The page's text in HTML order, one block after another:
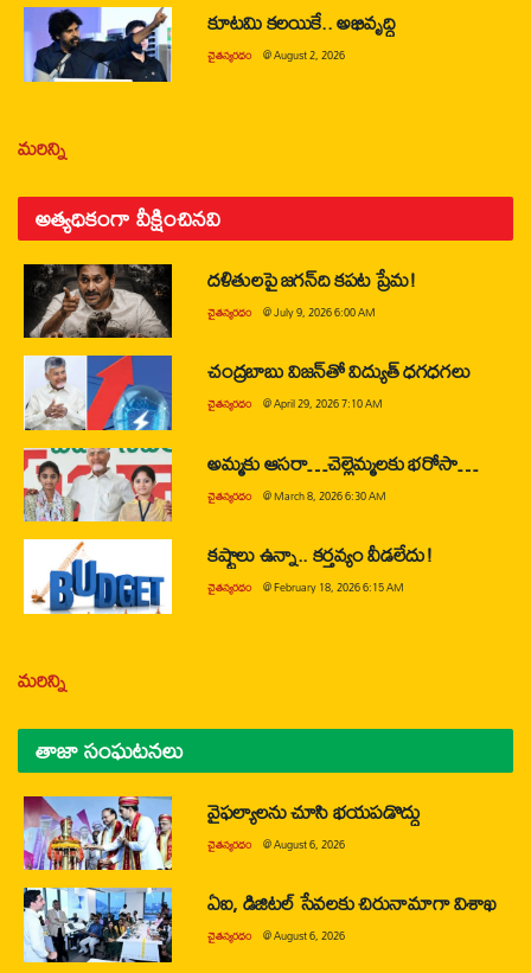
కూటమి కలయికే.. అభివృద్ధి
చైతన్యరధం @August 2, 2026
మరిన్ని
అత్యధికంగా వీక్షించినవి
దళితులపై జగన్‌ది కపట ప్రేమ!
చైతన్యరధం @July 9, 2026 6:00 AM
చంద్రబాబు విజన్‌తో విద్యుత్ ధగధగలు
చైతన్యరధం @April 29, 2026 7:10 AM
అమ్మకు ఆసరా…చెల్లెమ్మలకు భరోసా…
చైతన్యరధం @March 8, 2026 6:30 AM
కష్టాలు ఉన్నా.. కర్తవ్యం వీడలేదు!
చైతన్యరధం @February 18, 2026 6:15 AM
మరిన్ని
తాజా సంఘటనలు
వైఫల్యాలను చూసి భయపడొద్దు
చైతన్యరధం @August 6, 2026
ఏఐ, డిజిటల్ సేవలకు చిరునామాగా విశాఖ
చైతన్యరధం @August 6, 2026